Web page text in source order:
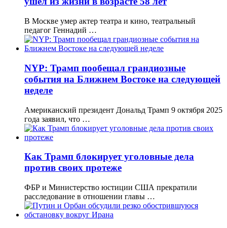
В Москве умер актер театра и кино, театральный
педагог Геннадий …
NYP: Трамп пообещал грандиозные
события на Ближнем Востоке на следующей
неделе
Американский президент Дональд Трамп 9 октября 2025
года заявил, что …
Как Трамп блокирует уголовные дела
против своих протеже
ФБР и Министерство юстиции США прекратили
расследование в отношении главы …